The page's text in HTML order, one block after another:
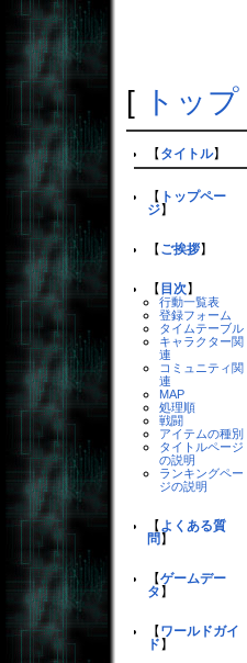
[ トップ
【 タイトル】
【 トップペー
ジ】
【ご挨拶】
【目次】
行動一覧表
登録フォーム
タイムテーブル
キャラクター関
連
コミュニティ関
連
MAP
処理順
戦闘
アイテムの種別
タイトルページ
の説明
ランキングペー
ジの説明
【 よくある質
問】
【ゲームデー
タ】
【ワールドガイ
ド】